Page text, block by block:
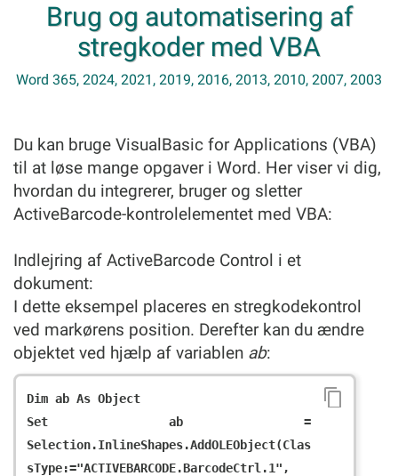
Brug og automatisering af
stregkoder med VBA
Word 365, 2024, 2021, 2019, 2016, 2013, 2010, 2007, 2003
Du kan bruge VisualBasic for Applications (VBA)
til at løse mange opgaver i Word. Her viser vi dig,
hvordan du integrerer, bruger og sletter
ActiveBarcode-kontrolelementet med VBA:
Indlejring af ActiveBarcode Control i et
dokument:
I dette eksempel placeres en stregkodekontrol
ved markørens position. Derefter kan du ændre
objektet ved hjælp af variablen ab:
Dim ab As Object
Set ab =
Selection.InlineShapes.AddOLEObject(Clas
sType:="ACTIVEBARCODE.BarcodeCtrl.1",